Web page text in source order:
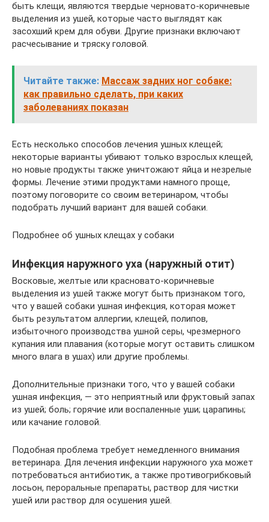
быть клещи, являются твердые черновато-коричневые
выделения из ушей, которые часто выглядят как
засохший крем для обуви. Другие признаки включают
расчесывание и тряску головой.
Читайте также: Массаж задних ног собаке:
как правильно сделать, при каких
заболеваниях показан
Есть несколько способов лечения ушных клещей;
некоторые варианты убивают только взрослых клещей,
но новые продукты также уничтожают яйца и незрелые
формы. Лечение этими продуктами намного проще,
поэтому поговорите со своим ветеринаром, чтобы
подобрать лучший вариант для вашей собаки.
Подробнее об ушных клещах у собаки
Инфекция наружного уха (наружный отит)
Восковые, желтые или красновато-коричневые
выделения из ушей также могут быть признаком того,
что у вашей собаки ушная инфекция, которая может
быть результатом аллергии, клещей, полипов,
избыточного производства ушной серы, чрезмерного
купания или плавания (которые могут оставить слишком
много влага в ушах) или другие проблемы.
Дополнительные признаки того, что у вашей собаки
ушная инфекция, — это неприятный или фруктовый запах
из ушей; боль; горячие или воспаленные уши; царапины;
или качание головой.
Подобная проблема требует немедленного внимания
ветеринара. Для лечения инфекции наружного уха может
потребоваться антибиотик, а также противогрибковый
лосьон, пероральные препараты, раствор для чистки
ушей или раствор для осушения ушей.